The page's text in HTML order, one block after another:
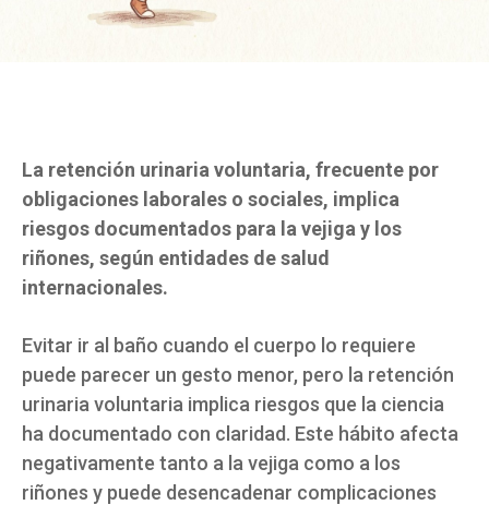
La retención urinaria voluntaria, frecuente por
obligaciones laborales o sociales, implica
riesgos documentados para la vejiga y los
riñones, según entidades de salud
internacionales.
Evitar ir al baño cuando el cuerpo lo requiere
puede parecer un gesto menor, pero la retención
urinaria voluntaria implica riesgos que la ciencia
ha documentado con claridad. Este hábito afecta
negativamente tanto a la vejiga como a los
riñones y puede desencadenar complicaciones